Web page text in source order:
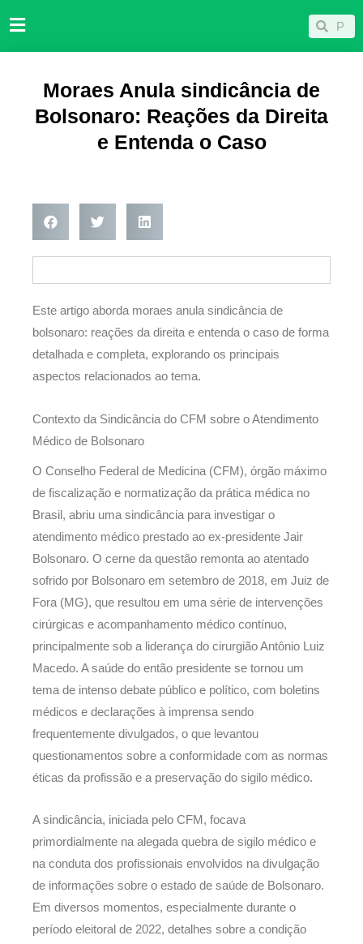
para
Pesquisar
Moraes Anula sindicância de
Bolsonaro: Reações da Direita
e Entenda o Caso
Este artigo aborda moraes anula sindicância de
bolsonaro: reações da direita e entenda o caso de forma
detalhada e completa, explorando os principais
aspectos relacionados ao tema.
Contexto da Sindicância do CFM sobre o Atendimento
Médico de Bolsonaro
O Conselho Federal de Medicina (CFM), órgão máximo
de fiscalização e normatização da prática médica no
Brasil, abriu uma sindicância para investigar o
atendimento médico prestado ao ex-presidente Jair
Bolsonaro. O cerne da questão remonta ao atentado
sofrido por Bolsonaro em setembro de 2018, em Juiz de
Fora (MG), que resultou em uma série de intervenções
cirúrgicas e acompanhamento médico contínuo,
principalmente sob a liderança do cirurgião Antônio Luiz
Macedo. A saúde do então presidente se tornou um
tema de intenso debate público e político, com boletins
médicos e declarações à imprensa sendo
frequentemente divulgados, o que levantou
questionamentos sobre a conformidade com as normas
éticas da profissão e a preservação do sigilo médico.
A sindicância, iniciada pelo CFM, focava
primordialmente na alegada quebra de sigilo médico e
na conduta dos profissionais envolvidos na divulgação
de informações sobre o estado de saúde de Bolsonaro.
Em diversos momentos, especialmente durante o
período eleitoral de 2022, detalhes sobre a condição